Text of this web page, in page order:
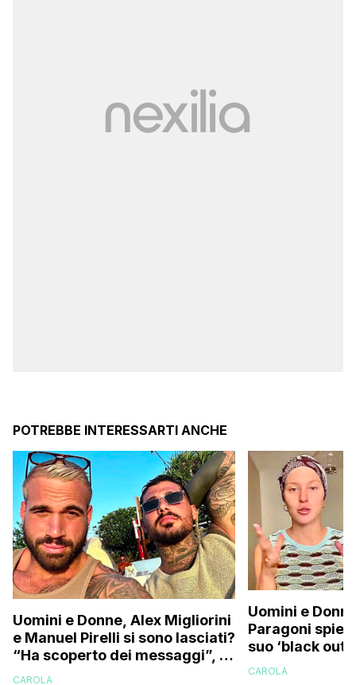
POTREBBE INTERESSARTI ANCHE
Uomini e Donne, Alex Migliorini
e Manuel Pirelli si sono lasciati?
“Ha scoperto dei messaggi”, la
segnalazione
CAROLA
Uomini e
Paragoni
suo ‘black
benissimo
CAROLA